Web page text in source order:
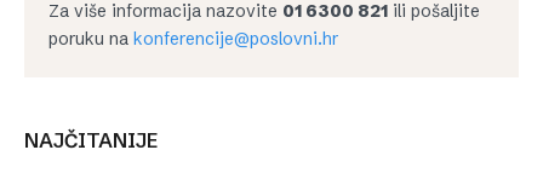
Za više informacija nazovite 01 6300 821 ili pošaljite
poruku na konferencije@poslovni.hr
NAJČITANIJE